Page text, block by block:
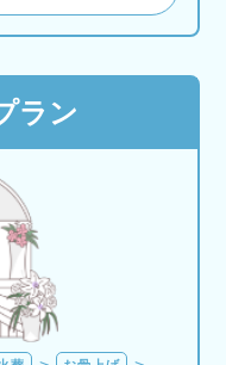
ラン